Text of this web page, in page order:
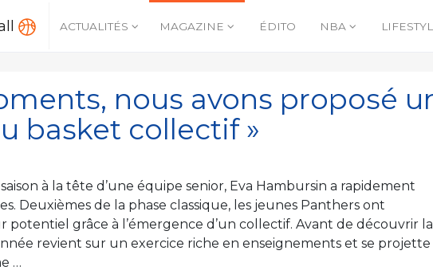
ACTUALITÉS MAGAZINE ÉDITO NBA
nous avons proposé
basket collectif »
à la tête d’une équipe senior, Eva Hambursin a rapidement
Deuxièmes de la phase classique, les jeunes Panthers ont
grâce à l’émergence d’un collectif. Avant de découvrir la
revient sur un exercice riche en enseignements et se projette
…